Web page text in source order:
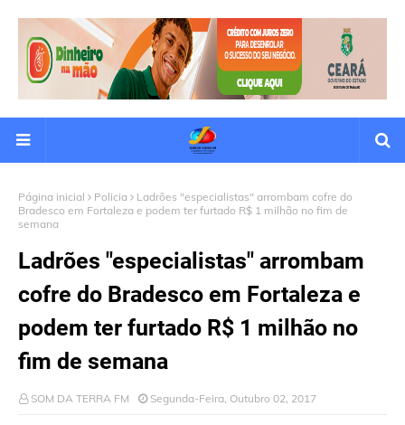
Página inicial Policia
Ladrões "especialistas" arrombam cofre do
Bradesco em Fortaleza e podem ter furtado R$ 1 milhão no fim de
semana
Ladrões "especialistas" arrombam
cofre do Bradesco em Fortaleza e
podem ter furtado R$ 1 milhão no
fim de semana
SOM DA TERRA FM Segunda-Feira, Outubro 02, 2017